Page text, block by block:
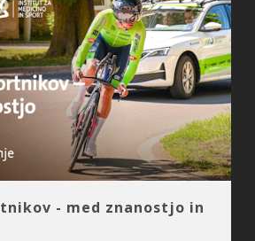
- med znanostjo in